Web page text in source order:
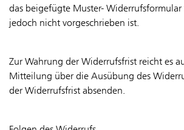
das beigefügte Muster- Widerrufsformular
jedoch nicht vorgeschrieben ist.
Zur Wahrung der Widerrufsfrist reicht es
Mitteilung über die Ausübung des
der Widerrufsfrist absenden.